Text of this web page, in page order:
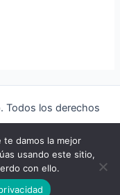
Todos los derechos
te damos la mejor
usando este sitio,
con ello.